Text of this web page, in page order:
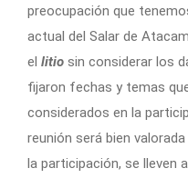
preocupación que
actual del Salar de
el litio sin considerar los
fijaron fechas y temas
considerados en la
reunión será bien
la participación, se lleven